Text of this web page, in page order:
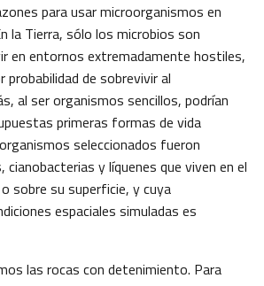
para usar microorganismos en
la Tierra, sólo los microbios son
en entornos extremadamente hostiles,
probabilidad de sobrevivir al
al ser organismos sencillos, podrían
primeras formas de vida
seleccionados fueron
cianobacterias y líquenes que viven en el
sobre su superficie, y cuya
espaciales simuladas es
las rocas con detenimiento. Para